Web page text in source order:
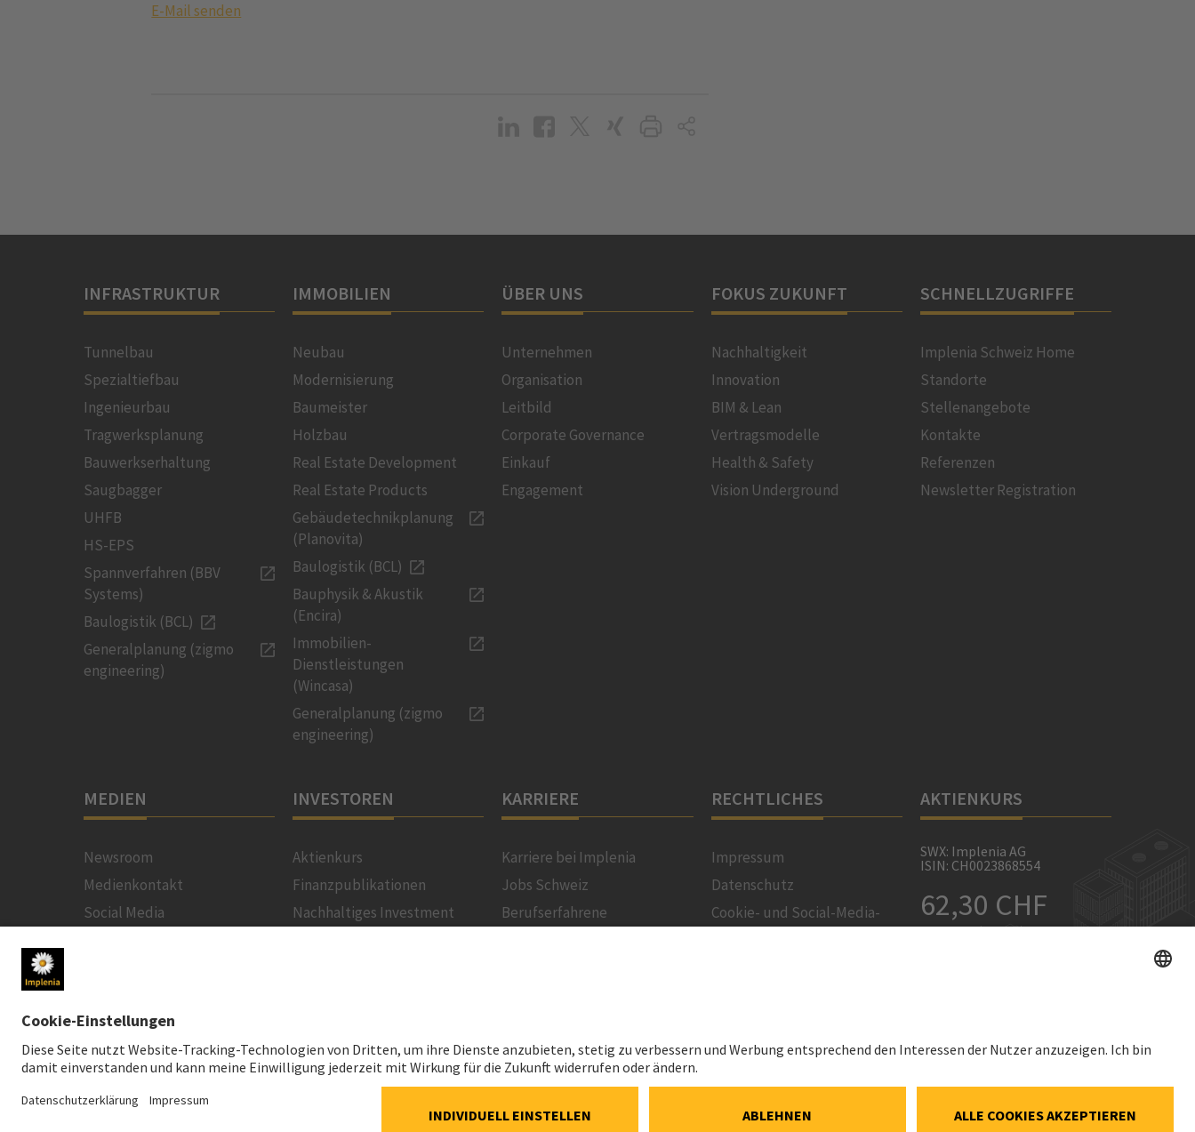
E-Mail senden
INFRASTRUKTUR
Tunnelbau
Spezialtiefbau
Ingenieurbau
Tragwerksplanung
Bauwerkserhaltung
Saugbagger
UHFB
HS-EPS
Spannverfahren (BBV
Systems)
Baulogistik (BCL)
Generalplanung (zigmo
engineering)
IMMOBILIEN
Neubau
Modernisierung
Baumeister
Holzbau
Real Estate Development
Real Estate Products
Gebäudetechnikplanung
(Planovita)
Baulogistik (BCL)
Bauphysik & Akustik
(Encira)
Immobilien-
Dienstleistungen
(Wincasa)
Generalplanung (zigmo
engineering)
ÜBER UNS
Unternehmen
Organisation
Leitbild
Corporate Governance
Einkauf
Engagement
FOKUS ZUKUNFT
Nachhaltigkeit
Innovation
BIM & Lean
Vertragsmodelle
Health & Safety
Vision Underground
SCHNELLZUGRIFFE
Implenia Schweiz Home
Standorte
Stellenangebote
Kontakte
Referenzen
Newsletter Registration
MEDIEN
Newsroom
Medienkontakt
Social Media
INVESTOREN
Aktienkurs
Finanzpublikationen
Nachhaltiges Investment
KARRIERE
Karriere bei Implenia
Jobs Schweiz
Berufserfahrene
RECHTLICHES
Impressum
Datenschutz
Cookie- und Social-Media-
AKTIENKURS
SWX: Implenia AG
ISIN: CH0023868554
62,30 CHF
0,00 CHF (0,00%)